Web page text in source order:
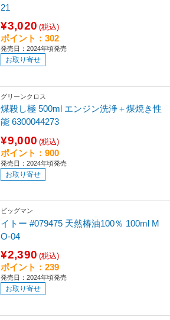
21
¥3,020 (税込)
ポイント：302
発売日：2024年頃発売
お取り寄せ
グリーンクロス
煤殺し極 500ml エンジン洗浄＋煤焼き性
能 6300044273
¥9,000 (税込)
ポイント：900
発売日：2024年頃発売
お取り寄せ
ビッグマン
イトー #079475 天然椿油100％ 100ml M
O-04
¥2,390 (税込)
ポイント：239
発売日：2024年頃発売
お取り寄せ